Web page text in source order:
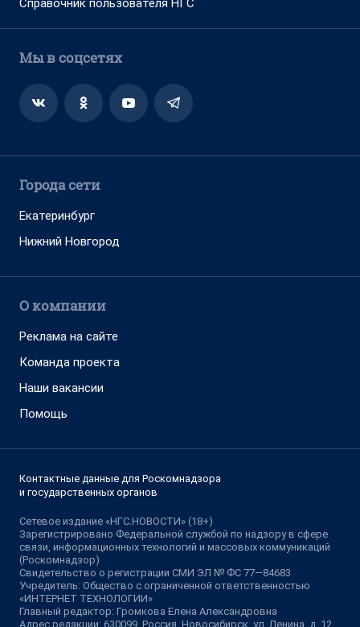
Справочник пользователя НГС
Мы в соцсетях
Города сети
Екатеринбург
Нижний Новгород
О компании
Реклама на сайте
Команда проекта
Наши вакансии
Помощь
Контактные данные для Роскомнадзора
и государственных органов
Сетевое издание «НГС.НОВОСТИ» (18+)
Зарегистрировано Федеральной службой по надзору в сфере
связи, информационных технологий и массовых коммуникаций
(Роскомнадзор)
Свидетельство о регистрации СМИ ЭЛ № ФС 77—84683
Учредитель: Общество с ограниченной ответственностью
«ИНТЕРНЕТ ТЕХНОЛОГИИ»
Главный редактор: Громкова Елена Александровна
Адрес редакции: 630099, Россия, Новосибирск, ул. Ленина, д. 12,